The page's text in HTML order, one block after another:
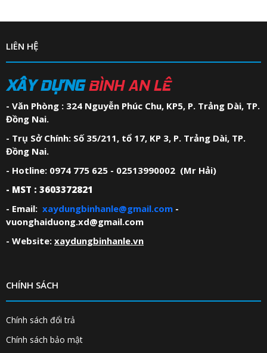
LIÊN HỆ
XÂY DỰNG BÌNH AN LÊ
- Văn Phòng : 324 Nguyễn Phúc Chu, KP5, P. Trảng Dài, TP.
Đồng Nai.
- Trụ Sở Chính: Số 35/211, tổ 17, KP 3, P. Trảng Dài, TP.
Đồng Nai.
- Hotline: 0974 775 625 - 02513990002 (Mr Hải)
- MST : 3603372821
- Email: xaydungbinhanle@gmail.com -
vuonghaiduong.xd@gmail.com
- Website: xaydungbinhanle.vn
CHÍNH SÁCH
Chính sách đổi trả
Chính sách bảo mật